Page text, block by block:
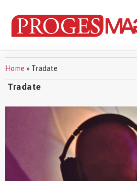
Home » Tradate
Tradate